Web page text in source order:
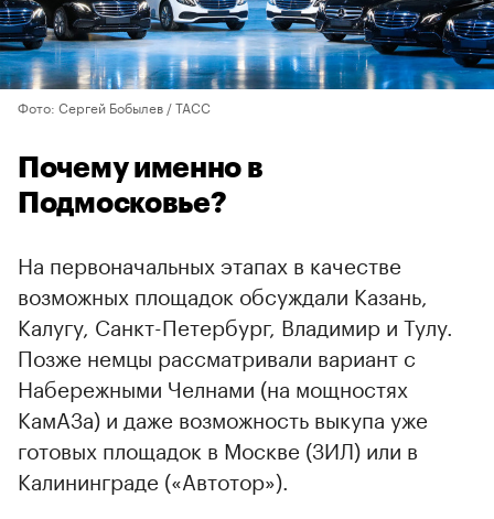
Фото: Сергей Бобылев / ТАСС
Почему именно в
Подмосковье?
На первоначальных этапах в качестве
возможных площадок обсуждали Казань,
Калугу, Санкт-Петербург, Владимир и Тулу.
Позже немцы рассматривали вариант с
Набережными Челнами (на мощностях
КамАЗа) и даже возможность выкупа уже
готовых площадок в Москве (ЗИЛ) или в
Калининграде («Автотор»).